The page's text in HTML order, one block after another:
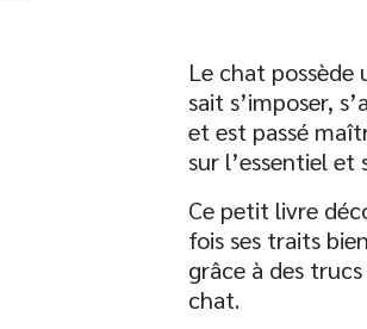
Le chat possède
sait s’imposer,
et est passé
sur l’essentiel et
Ce petit livre
fois ses traits
grâce à des
chat.